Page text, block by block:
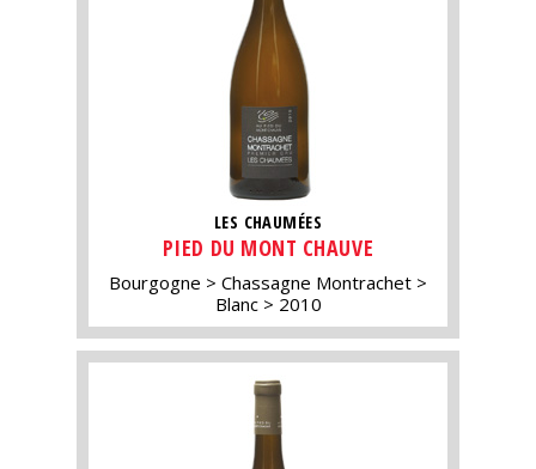
LES CHAUMÉES
PIED DU MONT CHAUVE
Bourgogne
Chassagne Montrachet
Blanc
2010